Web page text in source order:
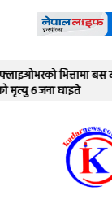
content
देउवा
आज